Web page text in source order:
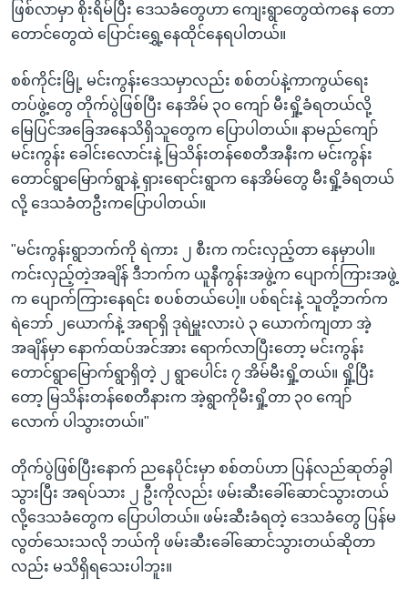
ဖြစ်လာမှာ စိုးရိမ်ပြီး ဒေသခံတွေဟာ ကျေးရွာတွေထဲကနေ တော
တောင်တွေထဲ ပြောင်းရွှေ့နေထိုင်နေရပါတယ်။
စစ်ကိုင်းမြို့ မင်းကွန်းဒေသမှာလည်း စစ်တပ်နဲ့ကာကွယ်ရေး
တပ်ဖွဲ့တွေ တိုက်ပွဲဖြစ်ပြီး နေအိမ် ၃၀ ကျော် မီးရှို့ခံရတယ်လို့
မြေပြင်အခြေအနေသိရှိသူတွေက ပြောပါတယ်။ နာမည်ကျော်
မင်းကွန်း ခေါင်းလောင်းနဲ့ မြသိန်းတန်စေတီအနီးက မင်းကွန်း
တောင်ရွာမြောက်ရွာနဲ့ ရှားရောင်းရွာက နေအိမ်တွေ မီးရှို့ခံရတယ်
လို့ ဒေသခံတဦးကပြောပါတယ်။
"မင်းကွန်းရွာဘက်ကို ရဲကား ၂ စီးက ကင်းလှည့်တာ နေမှာပါ။
ကင်းလှည့်တဲ့အချိန် ဒီဘက်က ယူနီကွန်းအဖွဲ့က ပျောက်ကြားအဖွဲ့
က ပျောက်ကြားနေရင်း စပစ်တယ်ပေါ့။ ပစ်ရင်းနဲ့ သူတို့ဘက်က
ရဲဘော် ၂ယောက်နဲ့ အရာရှိ ဒုရဲမှူးလားပဲ ၃ ယောက်ကျတာ အဲ့
အချိန်မှာ နောက်ထပ်အင်အား ရောက်လာပြီးတော့ မင်းကွန်း
တောင်ရွာမြောက်ရွာရှိတဲ့ ၂ ရွာပေါင်း ၇ အိမ်မီးရှို့တယ်။ ရှို့ပြီး
တော့ မြသိန်းတန်စေတီနားက အဲ့ရွာကိုမီးရှို့တာ ၃၀ ကျော်
လောက် ပါသွားတယ်။"
တိုက်ပွဲဖြစ်ပြီးနောက် ညနေပိုင်းမှာ စစ်တပ်ဟာ ပြန်လည်ဆုတ်ခွါ
သွားပြီး အရပ်သား ၂ ဦးကိုလည်း ဖမ်းဆီးခေါ်ဆောင်သွားတယ်
လို့ဒေသခံတွေက ပြောပါတယ်။ ဖမ်းဆီးခံရတဲ့ ဒေသခံတွေ ပြန်မ
လွတ်သေးသလို ဘယ်ကို ဖမ်းဆီးခေါ်ဆောင်သွားတယ်ဆိုတာ
လည်း မသိရှိရသေးပါဘူး။